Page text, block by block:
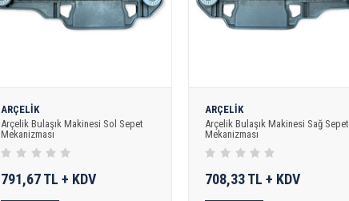
ARÇELİK
Arçelik Bulaşık Makinesi Sol Sepet
Mekanizması
791,67 TL + KDV
ARÇELİK
Arçelik Bulaşık Makinesi Sağ Sepet
Mekanizması
708,33 TL + KDV